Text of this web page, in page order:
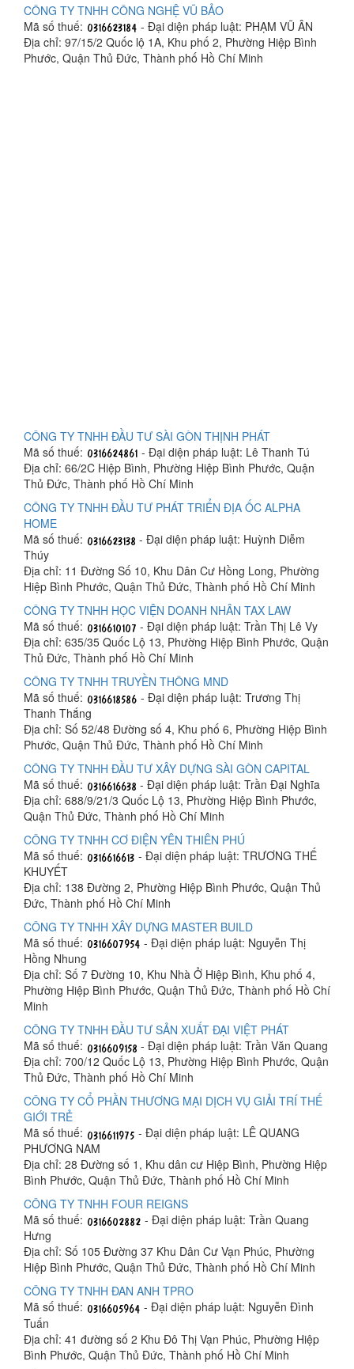
CÔNG TY TNHH CÔNG NGHỆ VŨ BẢO
Mã số thuế:
- Đại diện pháp luật: PHẠM VŨ ÂN
Địa chỉ: 97/15/2 Quốc lộ 1A, Khu phố 2, Phường Hiệp Bình
Phước, Quận Thủ Đức, Thành phố Hồ Chí Minh
CÔNG TY TNHH ĐẦU TƯ SÀI GÒN THỊNH PHÁT
Mã số thuế:
- Đại diện pháp luật: Lê Thanh Tú
Địa chỉ: 66/2C Hiệp Bình, Phường Hiệp Bình Phước, Quận
Thủ Đức, Thành phố Hồ Chí Minh
CÔNG TY TNHH ĐẦU TƯ PHÁT TRIỂN ĐỊA ỐC ALPHA
HOME
Mã số thuế:
- Đại diện pháp luật: Huỳnh Diễm
Thúy
Địa chỉ: 11 Đường Số 10, Khu Dân Cư Hồng Long, Phường
Hiệp Bình Phước, Quận Thủ Đức, Thành phố Hồ Chí Minh
CÔNG TY TNHH HỌC VIỆN DOANH NHÂN TAX LAW
Mã số thuế:
- Đại diện pháp luật: Trần Thị Lê Vy
Địa chỉ: 635/35 Quốc Lộ 13, Phường Hiệp Bình Phước, Quận
Thủ Đức, Thành phố Hồ Chí Minh
CÔNG TY TNHH TRUYỀN THÔNG MND
Mã số thuế:
- Đại diện pháp luật: Trương Thị
Thanh Thắng
Địa chỉ: Số 52/48 Đường số 4, Khu phố 6, Phường Hiệp Bình
Phước, Quận Thủ Đức, Thành phố Hồ Chí Minh
CÔNG TY TNHH ĐẦU TƯ XÂY DỰNG SÀI GÒN CAPITAL
Mã số thuế:
- Đại diện pháp luật: Trần Đại Nghĩa
Địa chỉ: 688/9/21/3 Quốc Lộ 13, Phường Hiệp Bình Phước,
Quận Thủ Đức, Thành phố Hồ Chí Minh
CÔNG TY TNHH CƠ ĐIỆN YÊN THIÊN PHÚ
Mã số thuế:
- Đại diện pháp luật: TRƯƠNG THẾ
KHUYẾT
Địa chỉ: 138 Đường 2, Phường Hiệp Bình Phước, Quận Thủ
Đức, Thành phố Hồ Chí Minh
CÔNG TY TNHH XÂY DỰNG MASTER BUILD
Mã số thuế:
- Đại diện pháp luật: Nguyễn Thị
Hồng Nhung
Địa chỉ: Số 7 Đường 10, Khu Nhà Ở Hiệp Bình, Khu phố 4,
Phường Hiệp Bình Phước, Quận Thủ Đức, Thành phố Hồ Chí
Minh
CÔNG TY TNHH ĐẦU TƯ SẢN XUẤT ĐẠI VIỆT PHÁT
Mã số thuế:
- Đại diện pháp luật: Trần Văn Quang
Địa chỉ: 700/12 Quốc Lộ 13, Phường Hiệp Bình Phước, Quận
Thủ Đức, Thành phố Hồ Chí Minh
CÔNG TY CỔ PHẦN THƯƠNG MẠI DỊCH VỤ GIẢI TRÍ THẾ
GIỚI TRẺ
Mã số thuế:
- Đại diện pháp luật: LÊ QUANG
PHƯƠNG NAM
Địa chỉ: 28 Đường số 1, Khu dân cư Hiệp Bình, Phường Hiệp
Bình Phước, Quận Thủ Đức, Thành phố Hồ Chí Minh
CÔNG TY TNHH FOUR REIGNS
Mã số thuế:
- Đại diện pháp luật: Trần Quang
Hưng
Địa chỉ: Số 105 Đường 37 Khu Dân Cư Vạn Phúc, Phường
Hiệp Bình Phước, Quận Thủ Đức, Thành phố Hồ Chí Minh
CÔNG TY TNHH ĐAN ANH TPRO
Mã số thuế:
- Đại diện pháp luật: Nguyễn Đình
Tuấn
Địa chỉ: 41 đường số 2 Khu Đô Thị Vạn Phúc, Phường Hiệp
Bình Phước, Quận Thủ Đức, Thành phố Hồ Chí Minh